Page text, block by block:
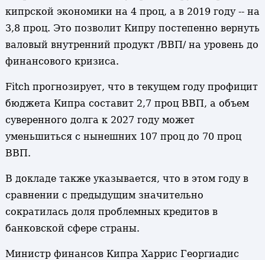
кипрской экономики на 4 проц, а в 2019 году -- на
3,8 проц. Это позволит Кипру постепенно вернуть
валовый внутренний продукт /ВВП/ на уровень до
финансового кризиса.
Fitch прогнозирует, что в текущем году профицит
бюджета Кипра составит 2,7 проц ВВП, а объем
суверенного долга к 2027 году может
уменьшиться с нынешних 107 проц до 70 проц
ВВП.
В докладе также указывается, что в этом году в
сравнении с предыдущим значительно
сократилась доля проблемных кредитов в
банковской сфере страны.
Министр финансов Кипра Харрис Георгиадис